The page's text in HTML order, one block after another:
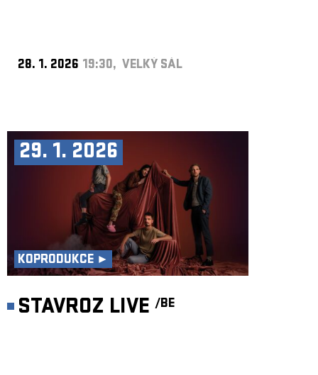
28. 1. 2026 19:30, VELKÝ SÁL
29. 1. 2026
KOPRODUKCE ►
STAVROZ LIVE /BE